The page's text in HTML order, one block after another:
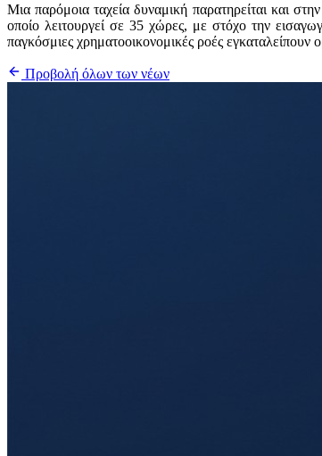
Μια παρόμοια ταχεία δυναμική παρατηρείται και
οποίο λειτουργεί σε 35 χώρες, με στόχο την
παγκόσμιες χρηματοοικονομικές ροές εγκαταλείπουν
Προβολή όλων των νέων